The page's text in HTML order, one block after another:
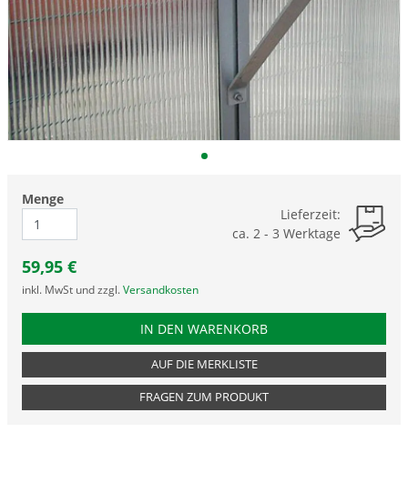
Menge
Lieferzeit:
ca. 2 - 3 Werktage
59,95 €
inkl. MwSt und zzgl. Versandkosten
PRODUKTNUMMER RNAB
IN DEN WARENKORB
AUF DIE MERKLISTE
FRAGEN ZUM PRODUKT